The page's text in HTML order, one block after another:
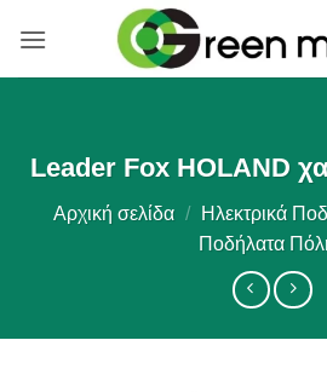
στο
περιεχόμενο
Leader Fox HOLAND
Αρχική σελίδα / Ηλεκτρικά
Ποδήλατα